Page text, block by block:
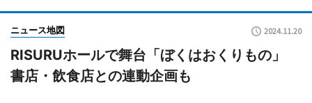
ニュース地図 2024.11.20
RISURUホールで舞台「ぼくはおくりもの」
書店・飲食店との連動企画も